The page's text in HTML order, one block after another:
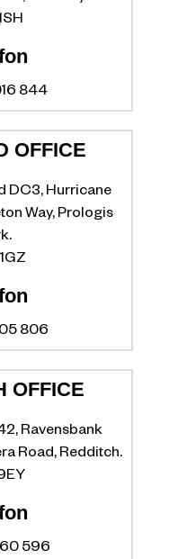
844
OFFICE
DC3, Hurricane
Way, Prologis
806
OFFICE
Ravensbank
Road, Redditch.
596